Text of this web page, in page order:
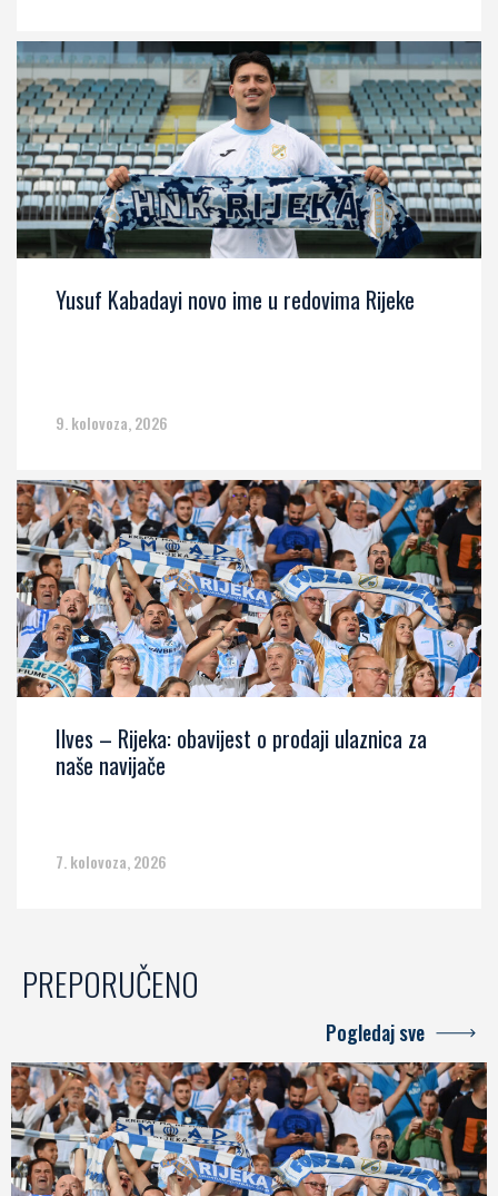
Yusuf Kabadayi novo ime u redovima Rijeke
9. kolovoza, 2026
Ilves – Rijeka: obavijest o prodaji ulaznica za
naše navijače
7. kolovoza, 2026
PREPORUČENO
Pogledaj sve